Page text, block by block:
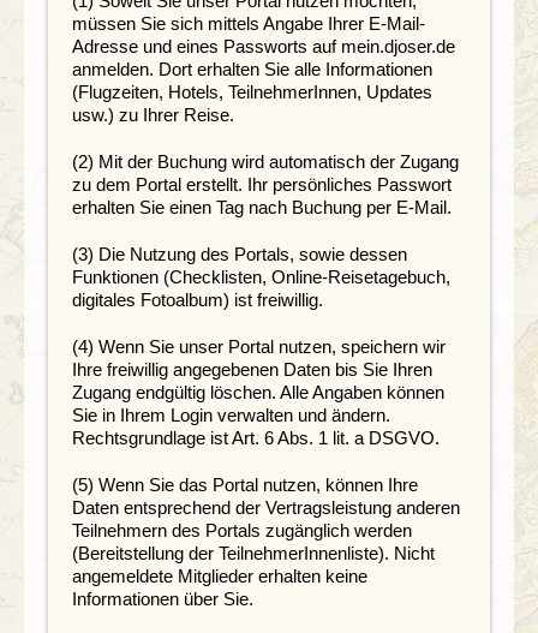
müssen Sie sich mittels Angabe Ihrer E-Mail-
Adresse und eines Passworts auf mein.djoser.de
anmelden. Dort erhalten Sie alle Informationen
(Flugzeiten, Hotels, TeilnehmerInnen, Updates
usw.) zu Ihrer Reise.
(2) Mit der Buchung wird automatisch der Zugang
zu dem Portal erstellt. Ihr persönliches Passwort
erhalten Sie einen Tag nach Buchung per E-Mail.
(3) Die Nutzung des Portals, sowie dessen
Funktionen (Checklisten, Online-Reisetagebuch,
digitales Fotoalbum) ist freiwillig.
(4) Wenn Sie unser Portal nutzen, speichern wir
Ihre freiwillig angegebenen Daten bis Sie Ihren
Zugang endgültig löschen. Alle Angaben können
Sie in Ihrem Login verwalten und ändern.
Rechtsgrundlage ist Art. 6 Abs. 1 lit. a DSGVO.
(5) Wenn Sie das Portal nutzen, können Ihre
Daten entsprechend der Vertragsleistung anderen
Teilnehmern des Portals zugänglich werden
(Bereitstellung der TeilnehmerInnenliste). Nicht
angemeldete Mitglieder erhalten keine
Informationen über Sie.